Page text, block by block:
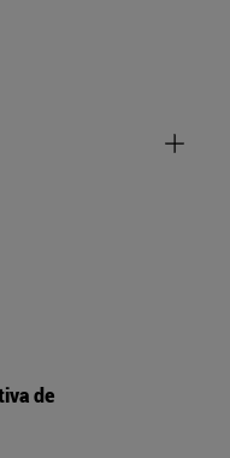
de